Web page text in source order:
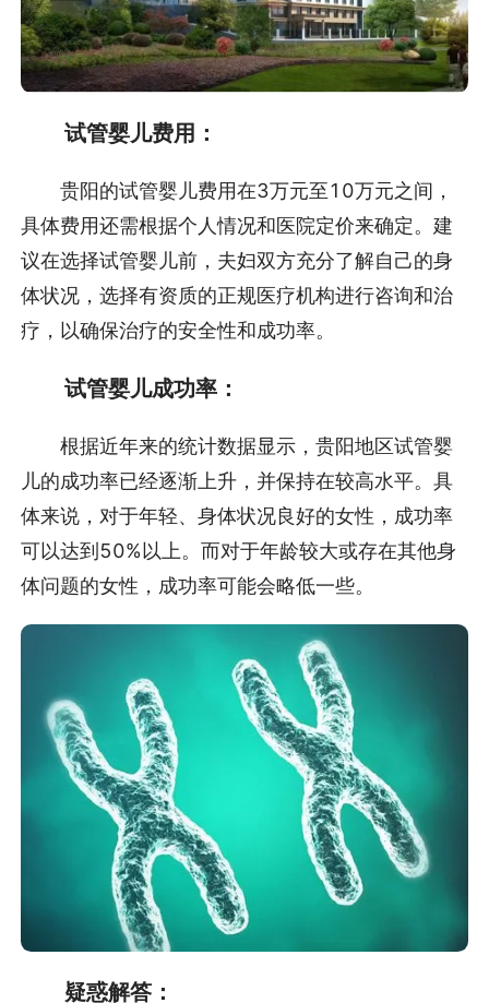
试管婴儿费用：
贵阳的试管婴儿费用在3万元至10万元之间，
具体费用还需根据个人情况和医院定价来确定。建
议在选择试管婴儿前，夫妇双方充分了解自己的身
体状况，选择有资质的正规医疗机构进行咨询和治
疗，以确保治疗的安全性和成功率。
试管婴儿成功率：
根据近年来的统计数据显示，贵阳地区试管婴
儿的成功率已经逐渐上升，并保持在较高水平。具
体来说，对于年轻、身体状况良好的女性，成功率
可以达到50%以上。而对于年龄较大或存在其他身
体问题的女性，成功率可能会略低一些。
疑惑解答：